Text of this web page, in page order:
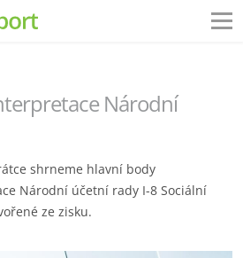
Národní
shrneme hlavní body
Národní účetní rady I-8 Sociální
ze zisku.